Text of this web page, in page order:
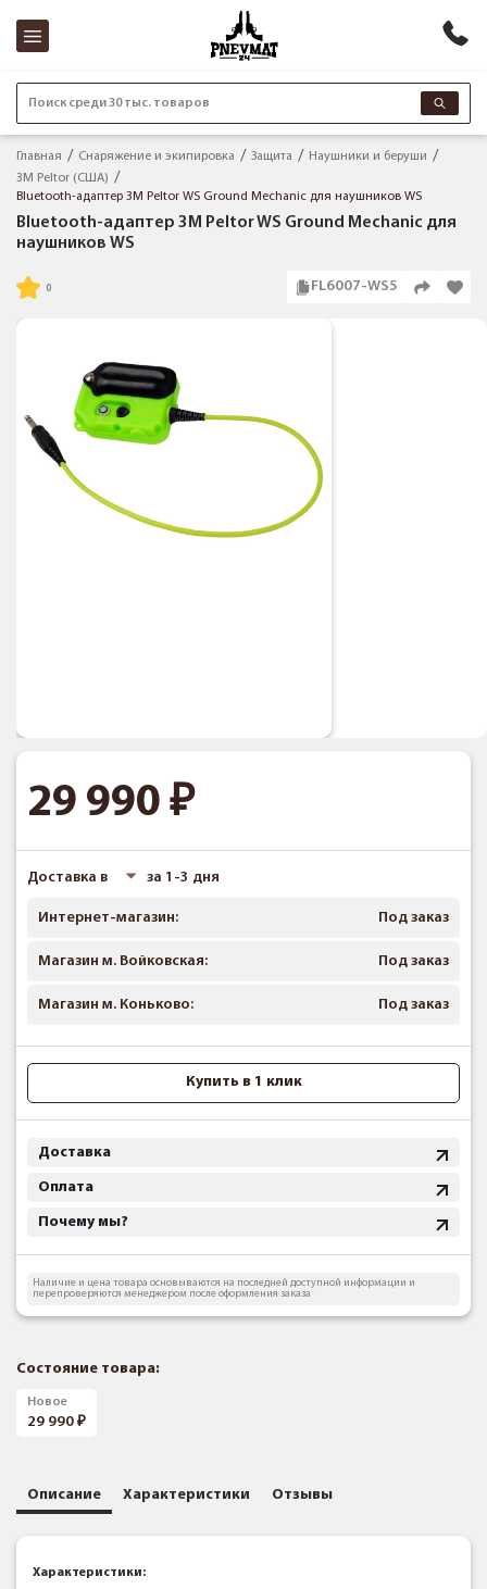
Поиск среди 30 тыс. товаров
Главная Снаряжение и экипировка Защита
Наушники и беруши
3M Peltor (США)
Bluetooth-адаптер 3M Peltor WS Ground Mechanic для наушников WS
Bluetooth-адаптер 3M Peltor WS Ground Mechanic для
наушников WS
FL6007-WS5
29 990
Доставка в за 1-3 дня
Интернет-магазин: Под заказ
Магазин м. Войковская: Под заказ
Магазин м. Коньково: Под заказ
Купить в 1 клик
Доставка
Оплата
Почему мы?
Наличие и цена товара основываются на последней доступной информации и
перепроверяются менеджером после оформления заказа
Состояние товара:
Новое
29 990
Описание Характеристики Отзывы
Характеристики: